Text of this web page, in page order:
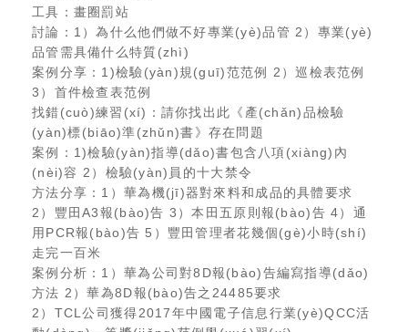
工具：畫圈罰站
討論：1）為什么他們做不好專業(yè)品管 2）專業(yè)
品管需具備什么特質(zhì)
案例分享：1)檢驗(yàn)規(guī)范范例 2）巡檢表范例
3）首件檢查表范例
找錯(cuò)練習(xí)：請你找出此《產(chǎn)品檢驗
(yàn)標(biāo)準(zhǔn)書》存在問題
案例：1)檢驗(yàn)指導(dǎo)書包含八項(xiàng)內
(nèi)容 2）檢驗(yàn)員的十大禁令
方法分享：1）華為機(jī)器對來料和成品的具體要求
2）豐田A3報(bào)告 3）本田五原則報(bào)告 4）通
用PCR報(bào)告 5）豐田管理者花幾個(gè)小時(shí)
走完一百米
案例分析：1）華為公司對8D報(bào)告編寫指導(dǎo)
方法 2）華為8D報(bào)告之24485要求
2）TCL公司獲得2017年中國電子信息行業(yè)QCC活